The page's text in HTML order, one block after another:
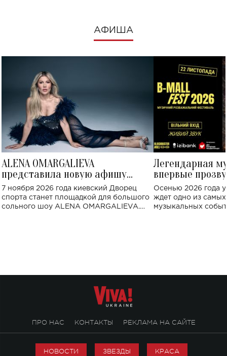
АФИША
ALENA OMARGALIEVA
представила новую афишу
большого концерта во Дворце
спорта
7 ноября 2026 года киевский Дворец
спорта станет площадкой для большого
сольного шоу ALENA OMARGALIEVA.
Легендарная
впервые
Украине: где
Осенью 2026 года
ждет одно из
музыкальных
ПРО НАС КОНТАКТЫ РЕКЛАМА НА САЙТЕ
НОВОСТИ ЗВЕЗДЫ КРАСА